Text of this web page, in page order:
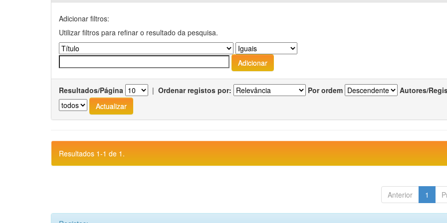
Adicionar filtros:
Utilizar filtros para refinar o resultado da pesquisa.
Resultados/Página | Ordenar registos por: Por ordem Autores/
Resultados 1-1 de 1.
Anterior 1